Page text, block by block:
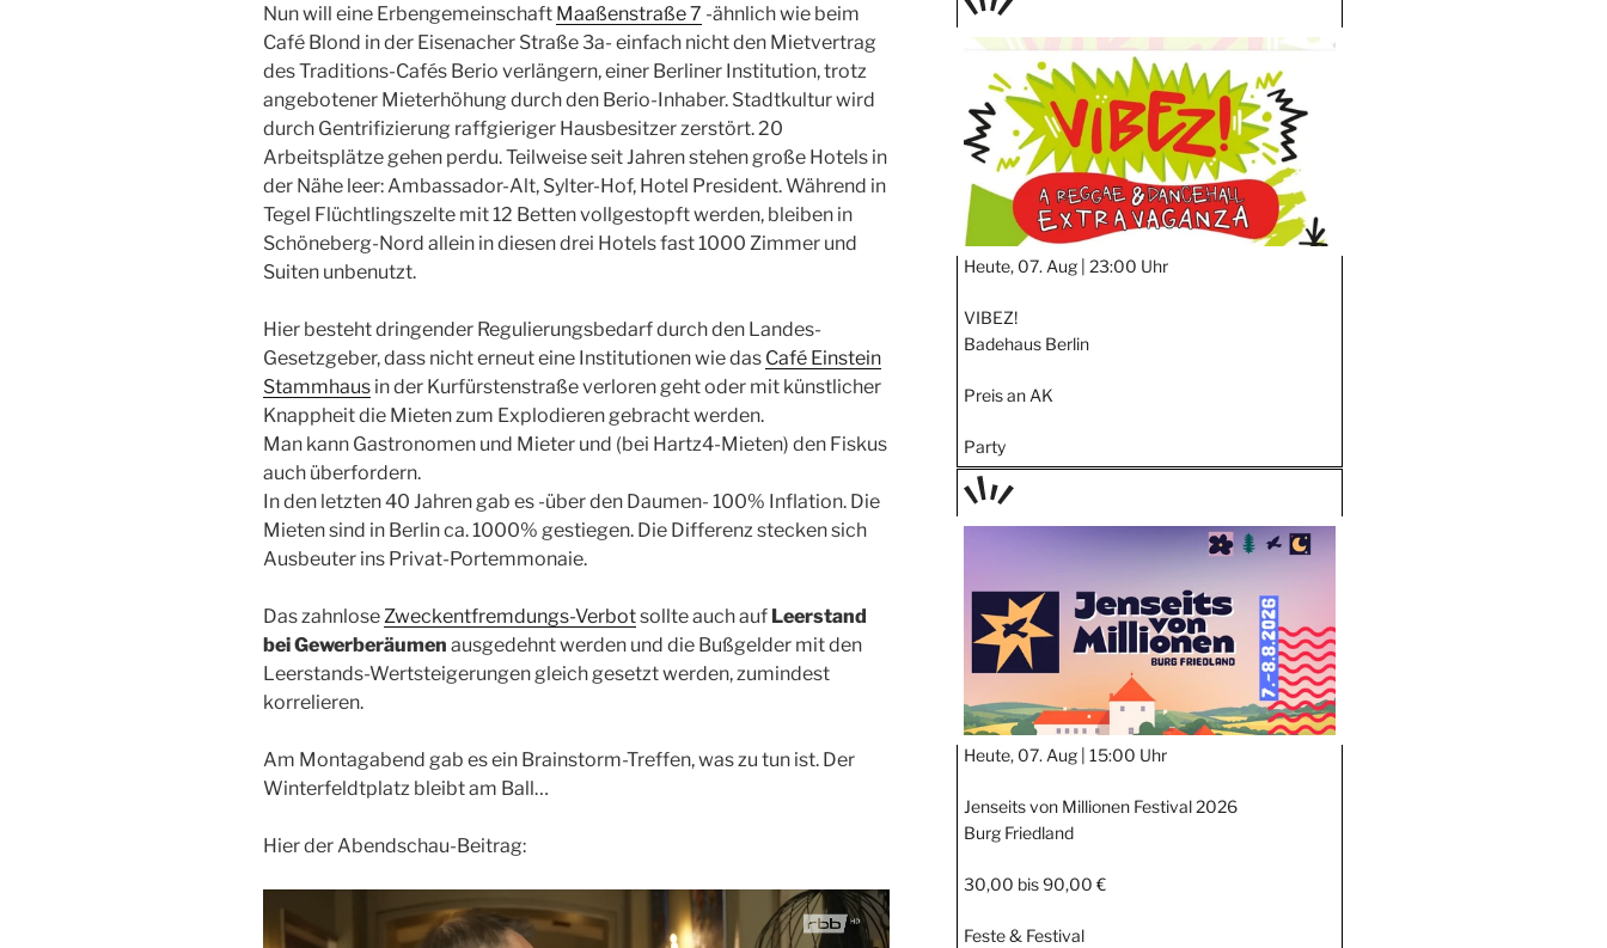
Nun will eine Erbengemeinschaft Maaßenstraße 7 -ähnlich wie beim
Café Blond in der Eisenacher Straße 3a- einfach nicht den Mietvertrag
des Traditions-Cafés Berio verlängern, einer Berliner Institution, trotz
angebotener Mieterhöhung durch den Berio-Inhaber. Stadtkultur wird
durch Gentrifizierung raffgieriger Hausbesitzer zerstört. 20
Arbeitsplätze gehen perdu. Teilweise seit Jahren stehen große Hotels in
der Nähe leer: Ambassador-Alt, Sylter-Hof, Hotel President. Während in
Tegel Flüchtlingszelte mit 12 Betten vollgestopft werden, bleiben in
Schöneberg-Nord allein in diesen drei Hotels fast 1000 Zimmer und
Suiten unbenutzt.
Hier besteht dringender Regulierungsbedarf durch den Landes-
Gesetzgeber, dass nicht erneut eine Institutionen wie das Café Einstein
Stammhaus in der Kurfürstenstraße verloren geht oder mit künstlicher
Knappheit die Mieten zum Explodieren gebracht werden.
Man kann Gastronomen und Mieter und (bei Hartz4-Mieten) den Fiskus
auch überfordern.
In den letzten 40 Jahren gab es -über den Daumen- 100% Inflation. Die
Mieten sind in Berlin ca. 1000% gestiegen. Die Differenz stecken sich
Ausbeuter ins Privat-Portemmonaie.
Das zahnloseZweckentfremdungs-Verbotsollte auch auf Leerstand
bei Gewerberäumen ausgedehnt werden und die Bußgelder mit den
Leerstands-Wertsteigerungen gleich gesetzt werden, zumindest
korrelieren.
Am Montagabend gab es ein Brainstorm-Treffen, was zu tun ist. Der
Winter­feldt­platz bleibt am Ball…
Hier der Abendschau-Beitrag:
TAGE
Heute, 07. Aug | 23:00 Uhr
VIBEZ!
Badehaus Berlin
Preis an AK
Party
TAGE
Heute, 07. Aug | 15:00 Uhr
Jenseits von Millionen Festival 2026
Burg Friedland
30,00 bis 90,00 €
Feste & Festival